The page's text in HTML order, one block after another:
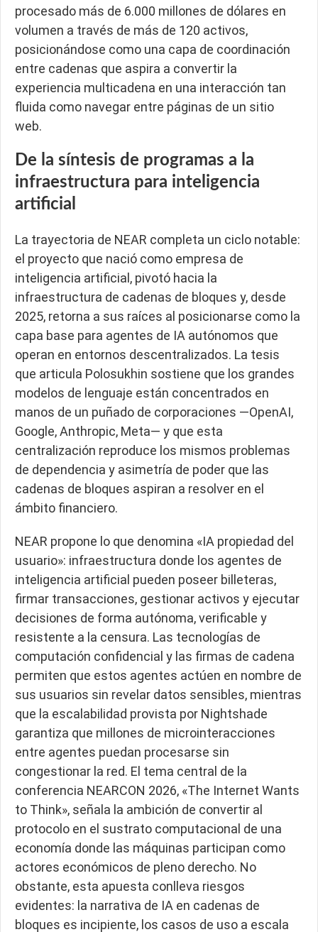
procesado más de 6.000 millones de dólares en
volumen a través de más de 120 activos,
posicionándose como una capa de coordinación
entre cadenas que aspira a convertir la
experiencia multicadena en una interacción tan
fluida como navegar entre páginas de un sitio
web.
De la síntesis de programas a la
infraestructura para inteligencia
artificial
La trayectoria de NEAR completa un ciclo notable:
el proyecto que nació como empresa de
inteligencia artificial, pivotó hacia la
infraestructura de cadenas de bloques y, desde
2025, retorna a sus raíces al posicionarse como la
capa base para agentes de IA autónomos que
operan en entornos descentralizados. La tesis
que articula Polosukhin sostiene que los grandes
modelos de lenguaje están concentrados en
manos de un puñado de corporaciones —OpenAI,
Google, Anthropic, Meta— y que esta
centralización reproduce los mismos problemas
de dependencia y asimetría de poder que las
cadenas de bloques aspiran a resolver en el
ámbito financiero.
NEAR propone lo que denomina «IA propiedad del
usuario»: infraestructura donde los agentes de
inteligencia artificial pueden poseer billeteras,
firmar transacciones, gestionar activos y ejecutar
decisiones de forma autónoma, verificable y
resistente a la censura. Las tecnologías de
computación confidencial y las firmas de cadena
permiten que estos agentes actúen en nombre de
sus usuarios sin revelar datos sensibles, mientras
que la escalabilidad provista por Nightshade
garantiza que millones de microinteracciones
entre agentes puedan procesarse sin
congestionar la red. El tema central de la
conferencia NEARCON 2026, «The Internet Wants
to Think», señala la ambición de convertir al
protocolo en el sustrato computacional de una
economía donde las máquinas participan como
actores económicos de pleno derecho. No
obstante, esta apuesta conlleva riesgos
evidentes: la narrativa de IA en cadenas de
bloques es incipiente, los casos de uso a escala